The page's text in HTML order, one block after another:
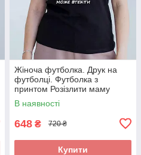
Жіноча футболка. Друк на
футболці. Футболка з
принтом Розізлити маму
може кожен
В наявності
648 ₴ 720 ₴
Купити